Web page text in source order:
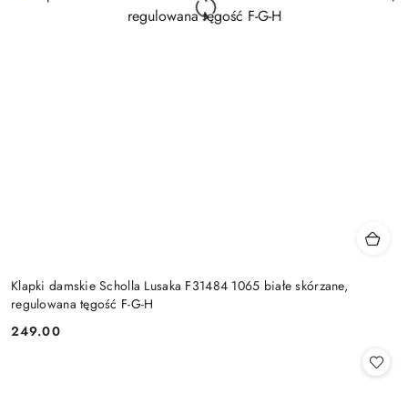
Klapki damskie Scholla Lusaka F31484 1065 białe skórzane,
regulowana tęgość F-G-H
Cena:
249.00